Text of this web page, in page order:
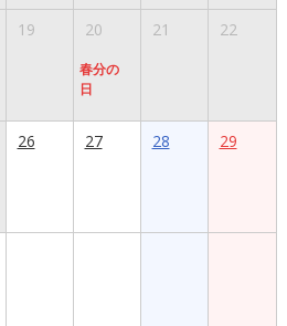
19 20
春分の
日
21 22
26 27 28 29